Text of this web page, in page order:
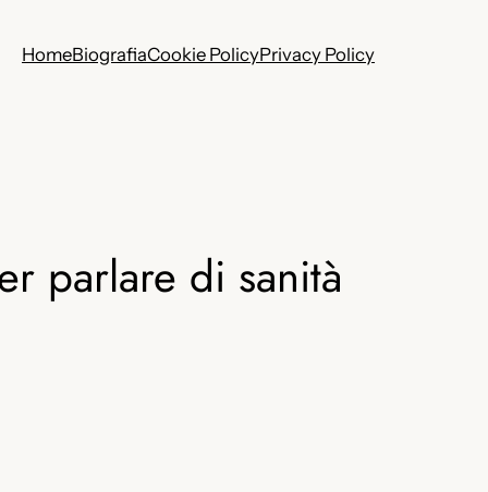
HomeBiografiaCookie PolicyPrivacy Policy
parlare di sanità